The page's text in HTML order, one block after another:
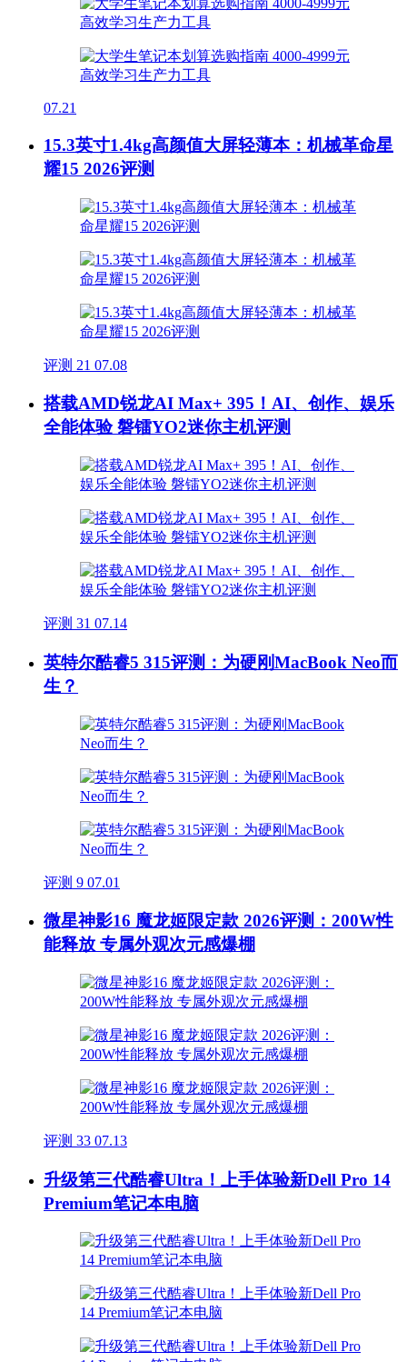
07.21
15.3英寸1.4kg高颜值大屏轻薄本：机械革命星
耀15 2026评测
评测 21 07.08
搭载AMD锐龙AI Max+ 395！AI、创作、娱乐
全能体验 磐镭YO2迷你主机评测
评测 31 07.14
英特尔酷睿5 315评测：为硬刚MacBook Neo而
生？
评测 9 07.01
微星神影16 魔龙姬限定款 2026评测：200W性
能释放 专属外观次元感爆棚
评测 33 07.13
升级第三代酷睿Ultra！上手体验新Dell Pro 14
Premium笔记本电脑